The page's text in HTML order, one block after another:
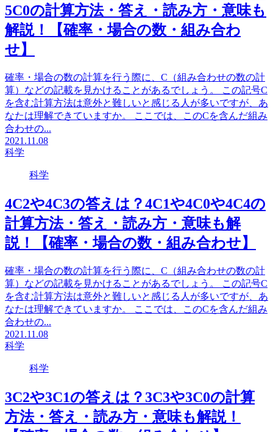
5C0の計算方法・答え・読み方・意味も
解説！【確率・場合の数・組み合わ
せ】
確率・場合の数の計算を行う際に、C（組み合わせの数の計
算）などの記載を見かけることがあるでしょう。 この記号C
を含む計算方法は意外と難しいと感じる人が多いですが、あ
なたは理解できていますか。 ここでは、このCを含んだ組み
合わせの...
2021.11.08
科学
科学
4C2や4C3の答えは？4C1や4C0や4C4の
計算方法・答え・読み方・意味も解
説！【確率・場合の数・組み合わせ】
確率・場合の数の計算を行う際に、C（組み合わせの数の計
算）などの記載を見かけることがあるでしょう。 この記号C
を含む計算方法は意外と難しいと感じる人が多いですが、あ
なたは理解できていますか。 ここでは、このCを含んだ組み
合わせの...
2021.11.08
科学
科学
3C2や3C1の答えは？3C3や3C0の計算
方法・答え・読み方・意味も解説！